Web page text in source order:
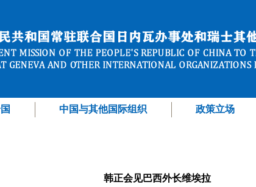
中国与其他国际组织 政策立场
韩正会见巴西外长维埃拉